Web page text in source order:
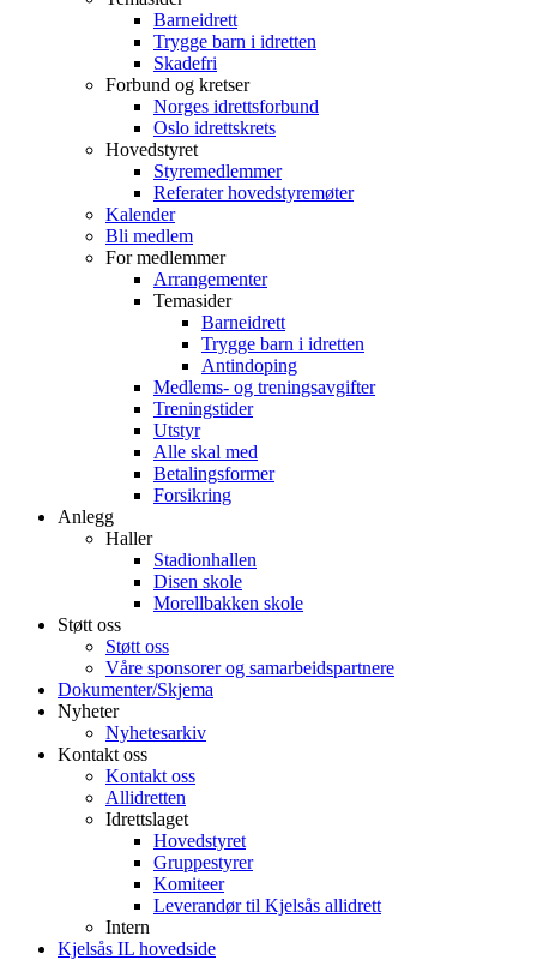
Barneidrett
Trygge barn i idretten
Skadefri
Forbund og kretser
Norges idrettsforbund
Oslo idrettskrets
Hovedstyret
Styremedlemmer
Referater hovedstyremøter
Kalender
Bli medlem
For medlemmer
Arrangementer
Temasider
Barneidrett
Trygge barn i idretten
Antindoping
Medlems- og treningsavgifter
Treningstider
Utstyr
Alle skal med
Betalingsformer
Forsikring
Anlegg
Haller
Stadionhallen
Disen skole
Morellbakken skole
Støtt oss
Støtt oss
Våre sponsorer og samarbeidspartnere
Dokumenter/Skjema
Nyheter
Nyhetesarkiv
Kontakt oss
Kontakt oss
Allidretten
Idrettslaget
Hovedstyret
Gruppestyrer
Komiteer
Leverandør til Kjelsås allidrett
Intern
Kjelsås IL hovedside